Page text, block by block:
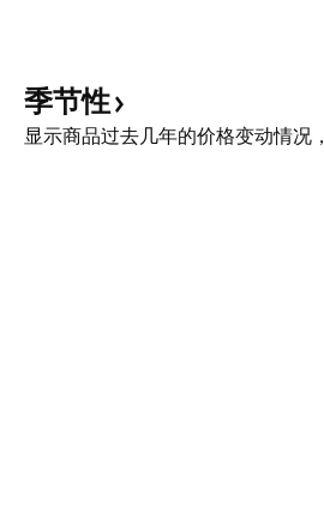
季节性
显示商品过去几年的价格变动情况